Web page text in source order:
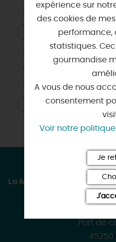
Animation
Animaux acceptés
Boutiques
Restauration sur
Sanitaires
CONTACT &
La Maison du Pont
Port de
45250
expérience sur
des cookies de
performance,
statistiques.
gourmandise
A vous de nous
consentement
Voir notre
Je